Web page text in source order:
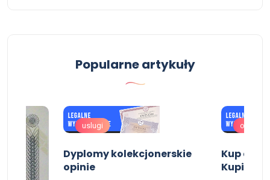
Popularne artykuły
uslugi
Dyplomy kolekcjonerskie
opinie
oferta
Kup
Kupię